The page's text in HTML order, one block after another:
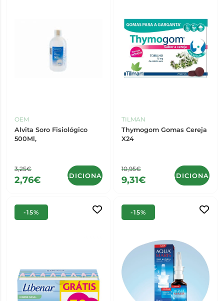
OEM
Alvita Soro Fisiológico
500Ml,
3,25€
2,76€ ADICIONAR
TILMAN
Thymogom Gomas Cereja
X24
10,95€
9,31€ ADICIONAR
-15% -15%